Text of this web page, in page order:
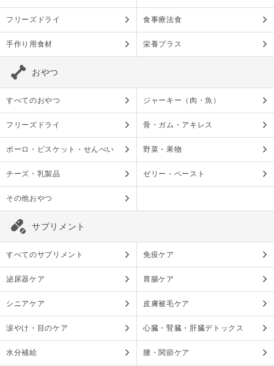
フリーズドライ 食事療法食
手作り用食材 栄養プラス
おやつ
すべてのおやつ ジャーキー（肉・魚）
フリーズドライ 骨・ガム・アキレス
ボーロ・ビスケット・せんべい 野菜・果物
チーズ・乳製品 ゼリー・ペースト
その他おやつ
サプリメント
すべてのサプリメント 免疫ケア
泌尿器ケア 胃腸ケア
シニアケア 皮膚被毛ケア
涙やけ・目のケア 心臓・腎臓・肝臓デトックス
水分補給 腰・関節ケア